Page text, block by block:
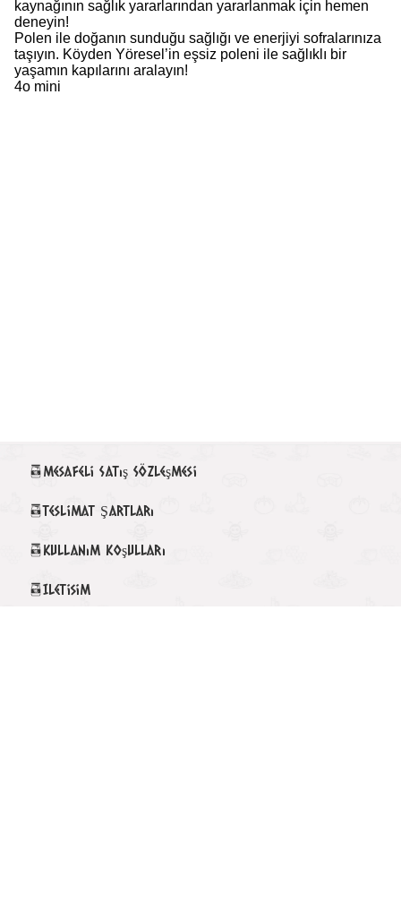
kaynağının sağlık yararlarından yararlanmak için hemen
deneyin!
Polen ile doğanın sunduğu sağlığı ve enerjiyi sofralarınıza
taşıyın. Köyden Yöresel’in eşsiz poleni ile sağlıklı bir
yaşamın kapılarını aralayın!
4o mini
Mesafeli Satış Sözleşmesi
Teslimat Şartları
Kullanım Koşulları
Iletisim